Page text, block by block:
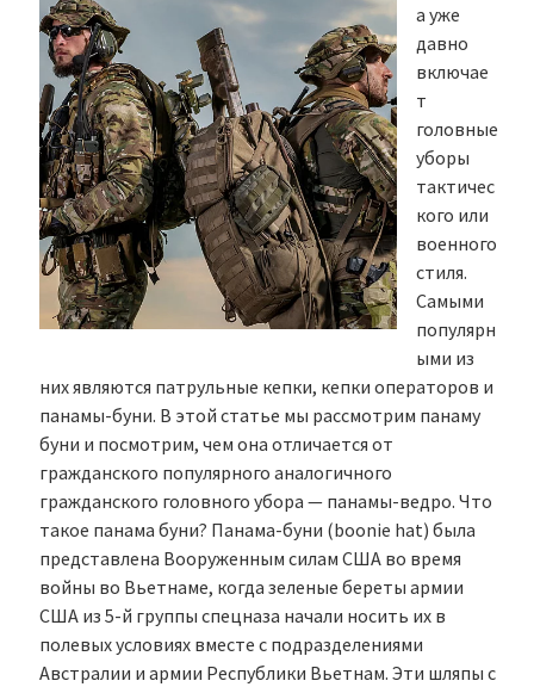
а уже
давно
включае
т
головные
уборы
тактичес
кого или
военного
стиля.
Самыми
популярн
ыми из
них являются патрульные кепки, кепки операторов и
панамы-буни. В этой статье мы рассмотрим панаму
буни и посмотрим, чем она отличается от
гражданского популярного аналогичного
гражданского головного убора — панамы-ведро. Что
такое панама буни? Панама-буни (boonie hat) была
представлена Вооруженным силам США во время
войны во Вьетнаме, когда зеленые береты армии
США из 5-й группы спецназа начали носить их в
полевых условиях вместе с подразделениями
Австралии и армии Республики Вьетнам. Эти шляпы с